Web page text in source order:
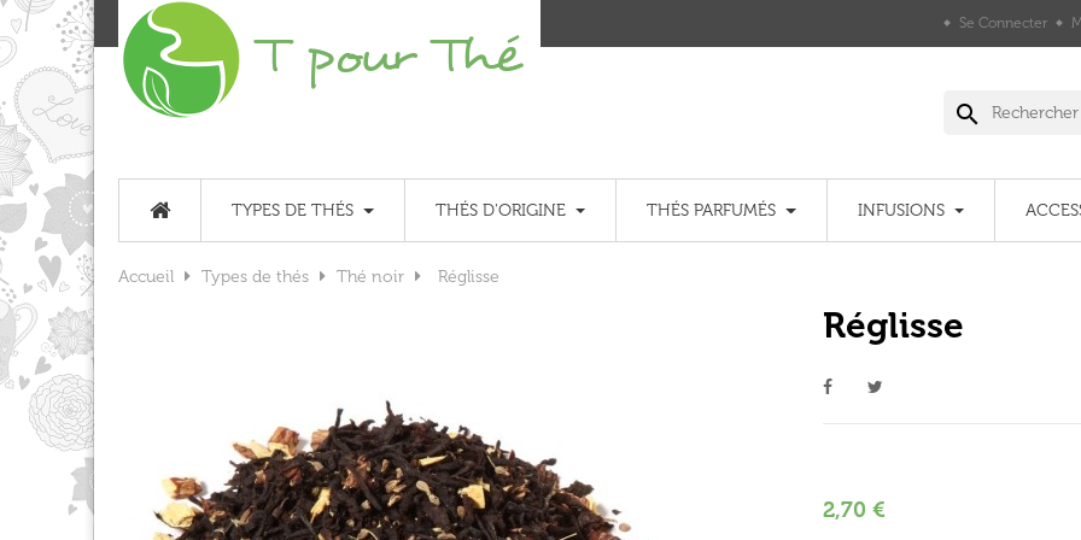
Se Connecter
search
TYPES DE THÉS THÉS D'ORIGINE THÉS PARFUMÉS INFUSIONS
Accueil Types de thés Thé noir Réglisse
Réglisse
2,70 €